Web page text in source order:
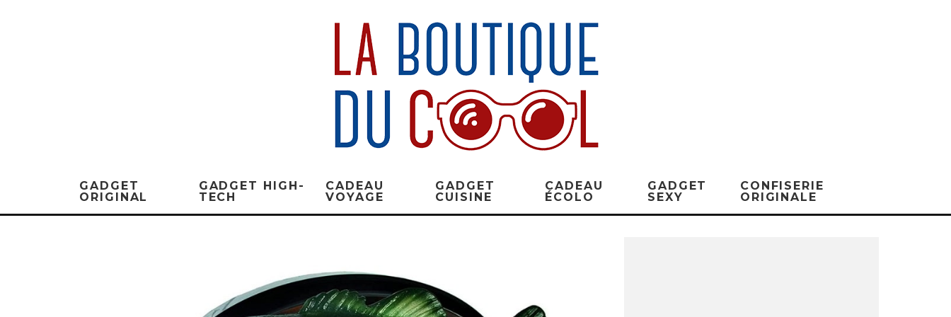
GADGET
ORIGINAL
GADGET HIGH-
TECH
CADEAU
VOYAGE
GADGET
CUISINE
CADEAU
ÉCOLO
GADGET
SEXY
CONFISERIE
ORIGINALE